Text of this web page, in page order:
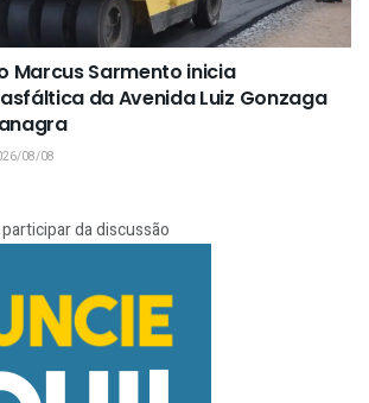
Marcus Sarmento inicia
da Avenida Luiz Gonzaga
08/08
da discussão